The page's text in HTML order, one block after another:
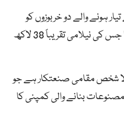
ہونے والے دو خربوزوں کو
نیلامی کے لیے پیش کیا گیا جس کی نیلامی تقریباً 38 لاکھ
شخص مقامی صنعتکار ہے جو
بنانے والی کمپنی کا